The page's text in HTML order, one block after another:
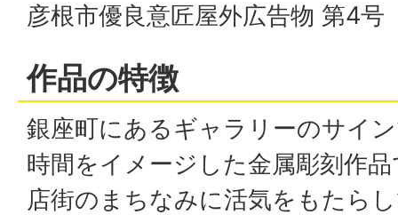
彦根市優良意匠屋外広告物 第4号
作品の特徴
銀座町にあるギャラリーのサイ
時間をイメージした金属彫刻作
店街のまちなみに活気をもたら